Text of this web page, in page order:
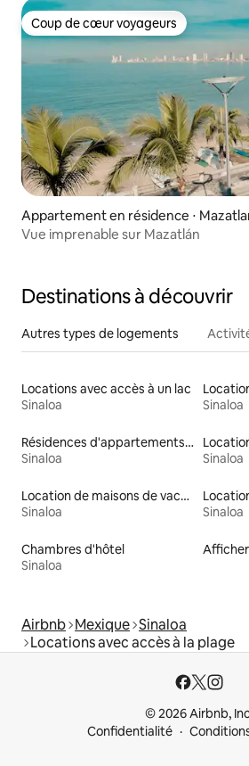
Coup de cœur voyageurs
Coup de cœur voyageurs
Appartement en résidence ⋅
Vue imprenable sur Mazatlán
Destinations à découvrir
Autres types de logements
Locations avec accès à un lac
Sinaloa
Sinaloa
Résidences d'appartements en location
Sinaloa
Sinaloa
Location de maisons de vacances
Sinaloa
Sinaloa
Chambres d'hôtel
Sinaloa
Airbnb Mexique Sinaloa
Locations avec accès à la plage
© 2026 Airbnb,
Confidentialité